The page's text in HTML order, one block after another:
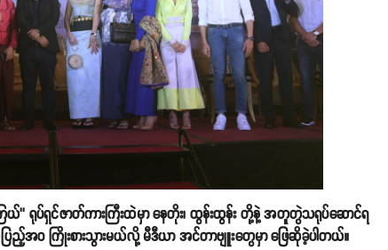
ရုပ်ရှင်ဇာတ်ကားကြီးထဲမှာ နေတိုး၊ ထွန်းထွန်း တို့နဲ့ အတူတွဲသရုပ်ဆောင်ရ
ြည့်အဝ ကြိုးစားသွားမယ်လို့ မီဒီယာ အင်တာဗျူးတွေမှာ ဖြေဆိုခဲ့ပါတယ်။